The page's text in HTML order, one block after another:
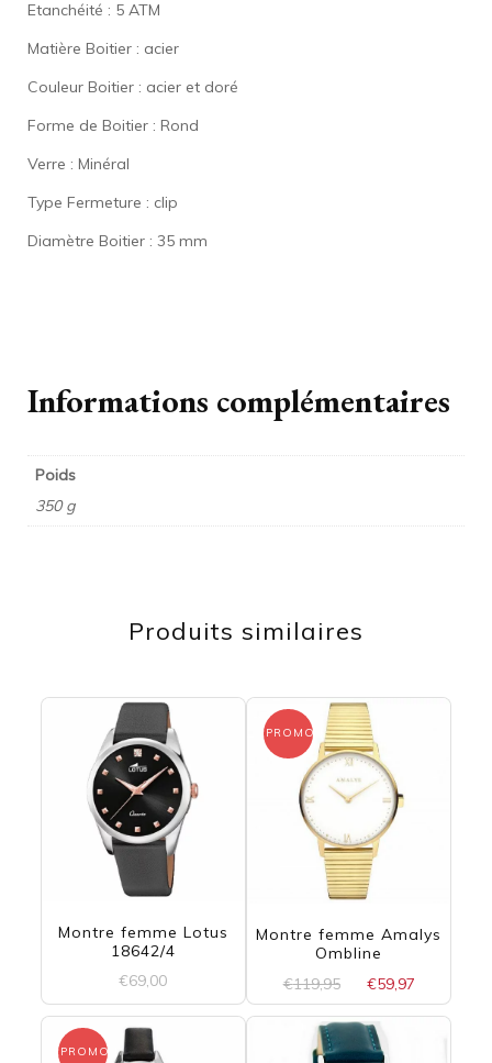
Etanchéité : 5 ATM
Matière Boitier : acier
Couleur Boitier : acier et doré
Forme de Boitier : Rond
Verre : Minéral
Type Fermeture : clip
Diamètre Boitier : 35 mm
Informations complémentaires
Poids
350 g
Produits similaires
Montre femme Lotus
18642/4
€69,00
PROMO !
Montre femme Amalys
Ombline
€119,95
Le
prix
initial
était :
€59,97
prix
PROMO !